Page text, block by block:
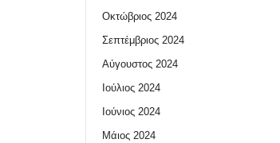
Οκτώβριος 2024
Σεπτέμβριος 2024
Αύγουστος 2024
Ιούλιος 2024
Ιούνιος 2024
Μάιος 2024